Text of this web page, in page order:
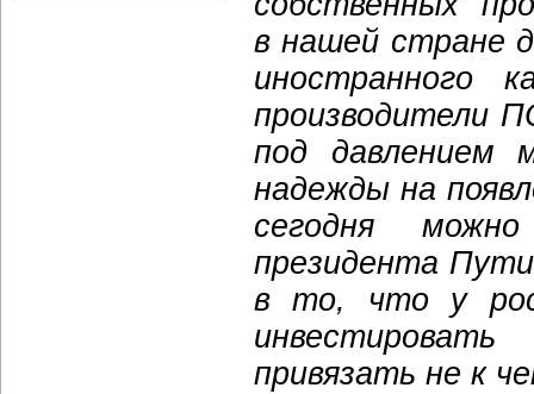
в нашей стране
иностранного
производители
под давлением
надежды на
сегодня
президента
в то, что у
привязать не к